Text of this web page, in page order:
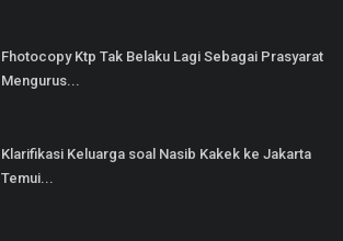
Fhotocopy Ktp Tak Belaku Lagi Sebagai Prasyarat
Mengurus...
Klarifikasi Keluarga soal Nasib Kakek ke Jakarta
Temui...